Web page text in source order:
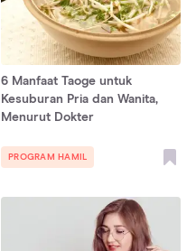
6 Manfaat Taoge untuk
Kesuburan Pria dan Wanita,
Menurut Dokter
PROGRAM HAMIL